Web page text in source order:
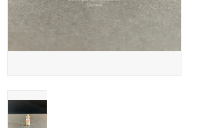
Noël
Maison de souris